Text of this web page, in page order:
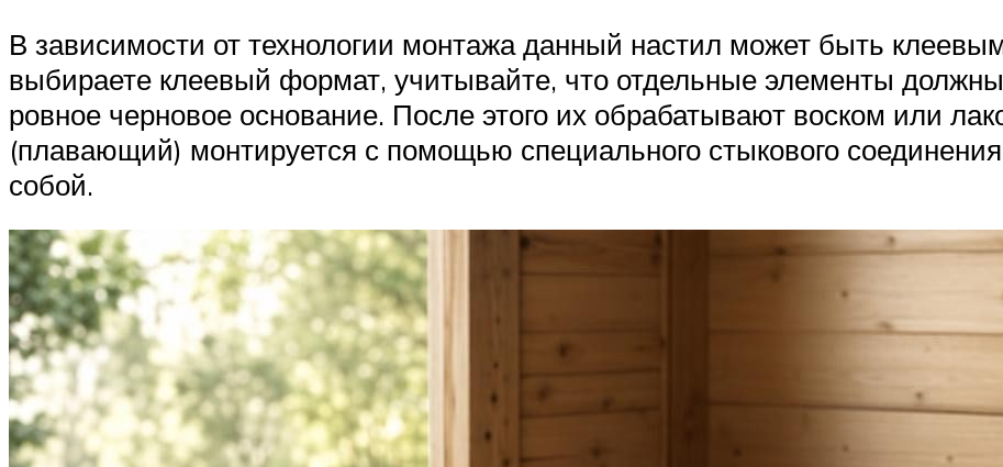
В зависимости от технологии монтажа данный настил может быть
выбираете клеевый формат, учитывайте, что отдельные элементы
ровное черновое основание. После этого их обрабатывают воском или
(плавающий) монтируется с помощью специального стыкового
собой.